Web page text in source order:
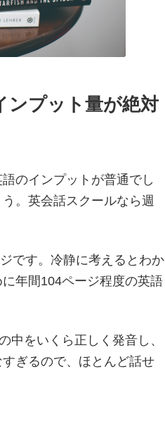
ンプット量が絶対
のインプットが普通でし
。英会話スクールなら週
です。冷静に考えるとわか
年間104ページ程度の英語
中をいくら正しく発音し、
ぎるので、ほとんど話せ